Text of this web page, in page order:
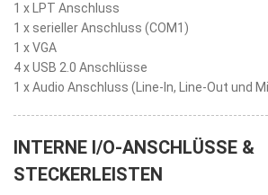
1 x LPT Anschluss
1 x serieller Anschluss (COM1)
1 x VGA
4 x USB 2.0 Anschlüsse
1 x Audio Anschluss (Line-In, Line-Out und
INTERNE I/O-ANSCHLÜSSE &
STECKERLEISTEN